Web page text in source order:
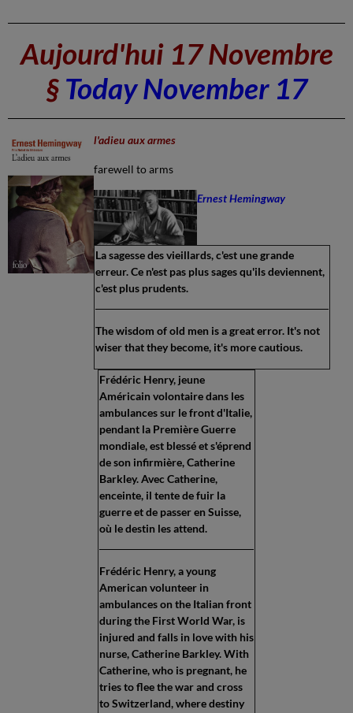
Aujourd'hui 17 Novembre
§ Today November 17
l'adieu aux armes
farewell to arms
Ernest Hemingway
La sagesse des vieillards, c'est une grande
erreur. Ce n'est pas plus sages qu'ils deviennent,
c'est plus prudents.
The wisdom of old men is a great error. It's not
wiser that they become, it's more cautious.
Frédéric Henry, jeune
Américain volontaire dans les
ambulances sur le front d'Italie,
pendant la Première Guerre
mondiale, est blessé et s'éprend
de son infirmière, Catherine
Barkley. Avec Catherine,
enceinte, il tente de fuir la
guerre et de passer en Suisse,
où le destin les attend.
Frédéric Henry, a young
American volunteer in
ambulances on the Italian front
during the First World War, is
injured and falls in love with his
nurse, Catherine Barkley. With
Catherine, who is pregnant, he
tries to flee the war and cross
to Switzerland, where destiny